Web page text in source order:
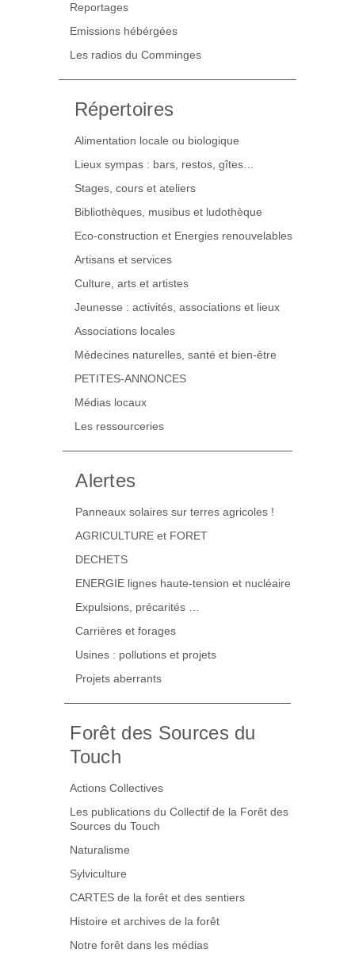
Reportages
Emissions hébérgées
Les radios du Comminges
Répertoires
Alimentation locale ou biologique
Lieux sympas : bars, restos, gîtes…
Stages, cours et ateliers
Bibliothèques, musibus et ludothèque
Eco-construction et Energies renouvelables
Artisans et services
Culture, arts et artistes
Jeunesse : activités, associations et lieux
Associations locales
Médecines naturelles, santé et bien-être
PETITES-ANNONCES
Médias locaux
Les ressourceries
Alertes
Panneaux solaires sur terres agricoles !
AGRICULTURE et FORET
DECHETS
ENERGIE lignes haute-tension et nucléaire
Expulsions, précarités …
Carrières et forages
Usines : pollutions et projets
Projets aberrants
Forêt des Sources du
Touch
Actions Collectives
Les publications du Collectif de la Forêt des
Sources du Touch
Naturalisme
Sylviculture
CARTES de la forêt et des sentiers
Histoire et archives de la forêt
Notre forêt dans les médias